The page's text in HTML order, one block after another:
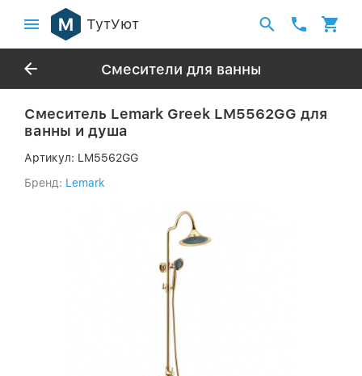
ТутУют
Смесители для ванны
Смеситель Lemark Greek LM5562GG для
ванны и душа
Артикул: LM5562GG
Бренд: Lemark